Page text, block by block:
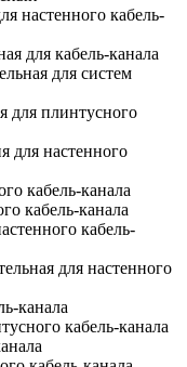
настенного кабель-
для кабель-канала
для систем
для плинтусного
для настенного
кабель-канала
кабель-канала
кабель-
для настенного
канала
кабель-канала